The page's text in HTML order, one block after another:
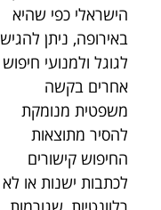
הישראלי כפי שהיא
באירופה, ניתן להגיש
לגוגל ולמנועי חיפוש
אחרים בקשה
משפטית מנומקת
להסיר מתוצאות
החיפוש קישורים
לכתבות ישנות או לא